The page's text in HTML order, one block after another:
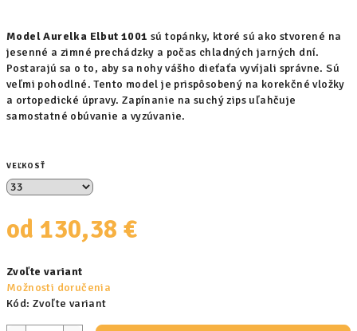
Model Aurelka Elbut 1001 sú topánky, ktoré sú ako stvorené na
jesenné a zimné prechádzky a počas chladných jarných dní.
Postarajú sa o to, aby sa nohy vášho dieťaťa vyvíjali správne. Sú
veľmi pohodlné. Tento model je prispôsobený na korekčné vložky
a ortopedické úpravy. Zapínanie na suchý zips uľahčuje
samostatné obúvanie a vyzúvanie.
VEĽKOSŤ
od 130,38 €
cena:
Zvoľte variant
Možnosti doručenia
Kód: Zvoľte variant